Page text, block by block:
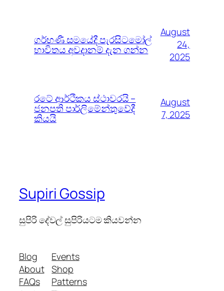
ගර්භණී සමයේදී පැරසිටමෝල්
භාවිතය අවදානම් දැන ගන්න
August
24,
2025
රටේ ආර්ථිකය ස්ථාවරයි –
ජනපති පාර්ලිමේන්තුවේදී
කියයි
August
7, 2025
Supiri Gossip
සුපිරි දේවල් සුපිරියටම කියවන්න
Blog
About
FAQs
Events
Shop
Patterns